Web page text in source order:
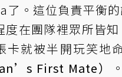
了。這位負責平衡
度在團隊裡眾所皆
卡就被半開玩笑地
First Mate）